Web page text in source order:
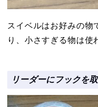
スイベルはお好みの物
り、小さすぎる物は使
リーダーにフックを